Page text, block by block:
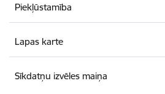
Piekļūstamība
Lapas karte
Sīkdatņu izvēles maiņa